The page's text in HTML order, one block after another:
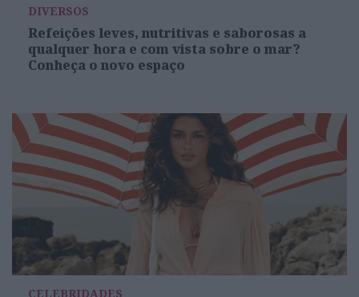
DIVERSOS
Refeições leves, nutritivas e saborosas a
qualquer hora e com vista sobre o mar?
Conheça o novo espaço
CELEBRIDADES